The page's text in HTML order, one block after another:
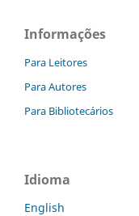
Informações
Para Leitores
Para Autores
Para Bibliotecários
Idioma
English